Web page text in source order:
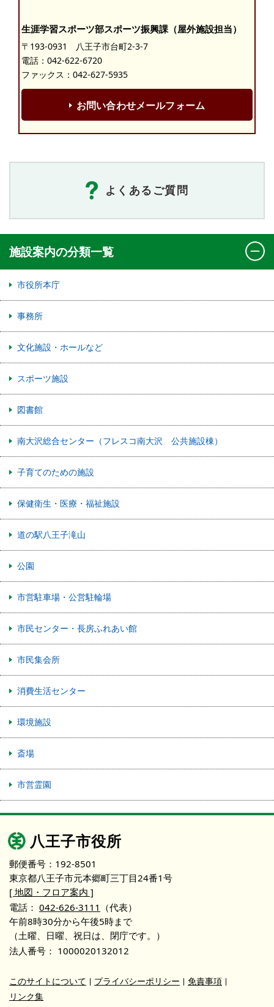
生涯学習スポーツ部スポーツ振興課（屋外施設担当）
〒193-0931 八王子市台町2-3-7
電話： 042-622-6720
ファックス：042-627-5935
お問い合わせメールフォーム
よくあるご質問
施設案内の分類一覧
市役所本庁
事務所
文化施設・ホールなど
スポーツ施設
図書館
南大沢総合センター（フレスコ南大沢 公共施設棟）
子育てのための施設
保健衛生・医療・福祉施設
道の駅八王子滝山
公園
市営駐車場・公営駐輪場
市民センター・長房ふれあい館
市民集会所
消費生活センター
環境施設
斎場
市営霊園
八王子市役所
郵便番号：192-8501
東京都八王子市元本郷町三丁目24番1号
[ 地図・フロア案内 ]
電話： 042-626-3111 （代表）
午前8時30分から午後5時まで
（土曜、日曜、祝日は、閉庁です。）
法人番号： 1000020132012
このサイトについて プライバシーポリシー
免責事項
リンク集